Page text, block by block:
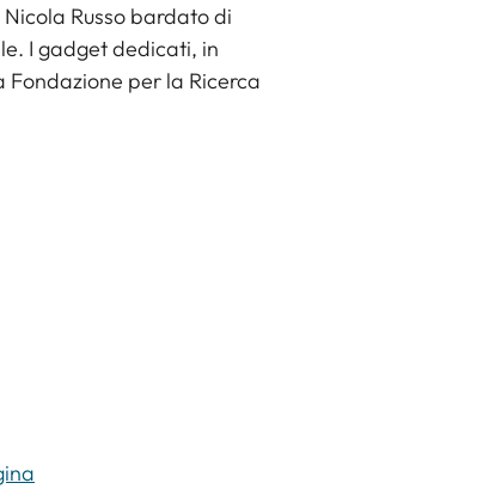
Russo bardato di
I gadget dedicati, in
Fondazione per la Ricerca